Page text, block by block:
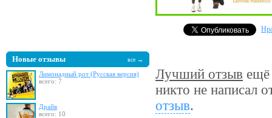
Новые отзывы все →
Лимонадный рот (Русская версия)
всего: 7
Драйв
всего: 10
Лучший отзыв ещё
никто не написал
отзыв.